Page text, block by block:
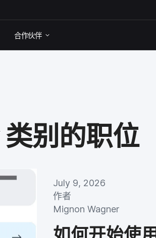
合作​伙伴
类别​的​职位
July 9, 2026
作者
Mignon Wagner